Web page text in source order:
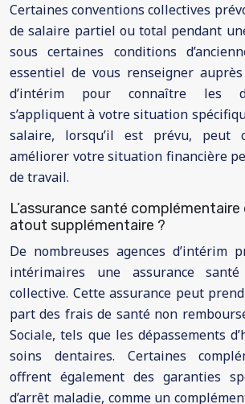
Certaines conventions collectives
de salaire partiel ou total pendant
sous certaines conditions
essentiel de vous renseigner
d’intérim pour connaître les
s’appliquent à votre situation
salaire, lorsqu’il est prévu, peut
améliorer votre situation financière
de travail.
L’assurance santé complémentaire
atout supplémentaire ?
De nombreuses agences d’intérim
intérimaires une assurance santé
collective. Cette assurance peut
part des frais de santé non
Sociale, tels que les dépassements
soins dentaires. Certaines
offrent également des garanties
d’arrêt maladie, comme un